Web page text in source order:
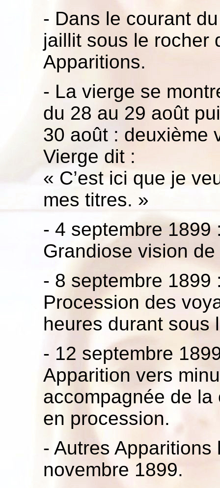
- Dans le courant
jaillit sous le rocher
Apparitions.
- La vierge se
du 28 au 29 août
30 août : deuxième
Vierge dit :
« C’est ici que je
mes titres. »
- 4 septembre 1899
Grandiose vision de
- 8 septembre 1899
Procession des
heures durant sous
- 12 septembre
Apparition vers
accompagnée de
en procession.
- Autres
novembre 1899.